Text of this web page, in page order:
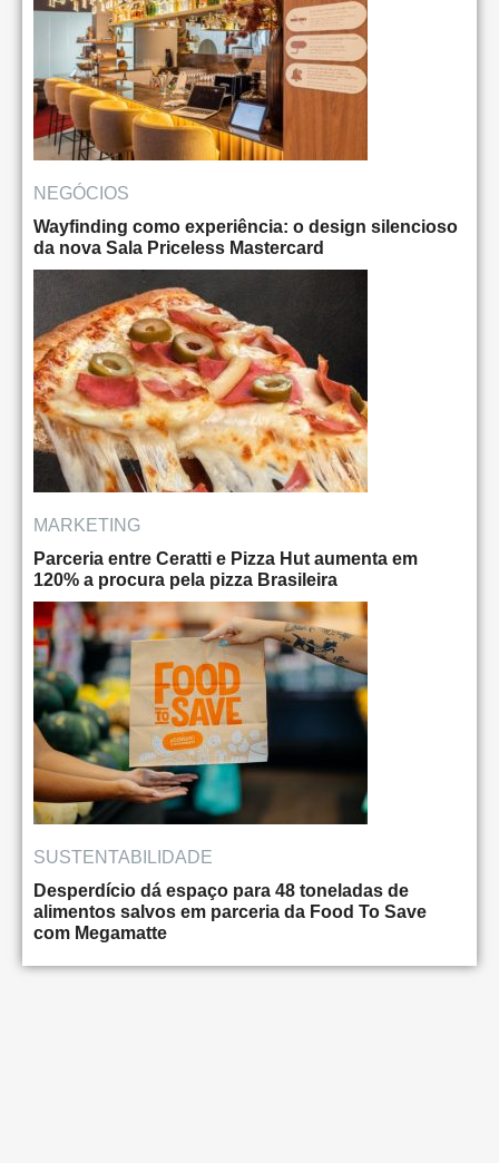
NEGÓCIOS
Wayfinding como experiência: o design silencioso
da nova Sala Priceless Mastercard
MARKETING
Parceria entre Ceratti e Pizza Hut aumenta em
120% a procura pela pizza Brasileira
SUSTENTABILIDADE
Desperdício dá espaço para 48 toneladas de
alimentos salvos em parceria da Food To Save
com Megamatte